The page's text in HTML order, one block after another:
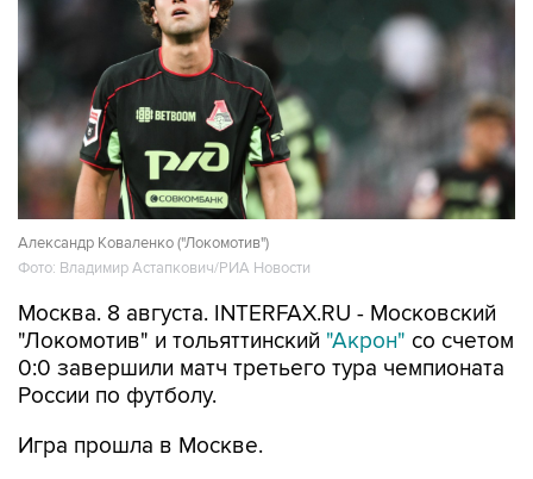
Александр Коваленко ("Локомотив")
Фото: Владимир Астапкович/РИА Новости
Москва. 8 августа. INTERFAX.RU - Московский
"Локомотив" и тольяттинский "Акрон" со счетом
0:0 завершили матч третьего тура чемпионата
России по футболу.
Игра прошла в Москве.